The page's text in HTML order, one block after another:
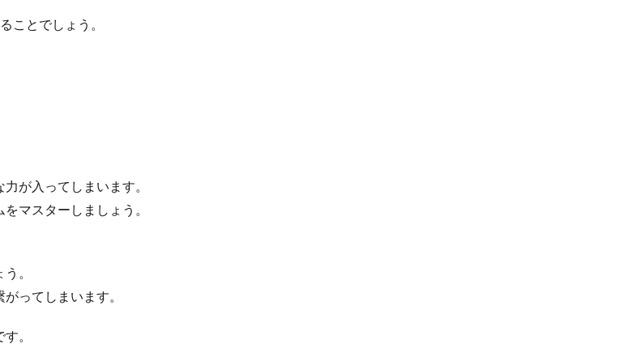
に行うようにしよう
柔軟性が必要になりますよね。 でも、肩こりが
ことでしょう。
が入ってしまいます。
マスターしましょう。
。
ってしまいます。
。